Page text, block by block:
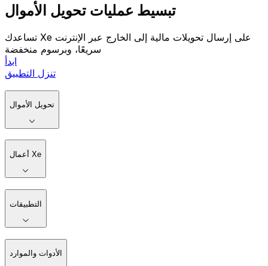
تبسيط عمليات تحويل الأموال
تساعدك Xe على إرسال تحويلات مالية إلى الخارج عبر الإنترنت
سريعًا، وبرسوم منخفضة
ابدأ
تنزل التطبيق
تحويل الأموال
أعمال Xe
التطبيقات
الأدوات والموارد